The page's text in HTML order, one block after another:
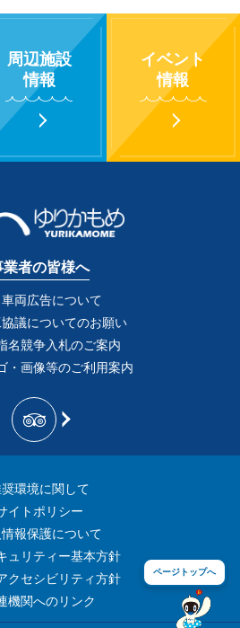
周辺施設
情報
イベント
情報
ページトップへ
業者の皆様へ
両広告について
議についてのお願い
名競争入札のご案内
・画像等のご利用案内
環境に関して
イトポリシー
報保護について
ュリティー基本方針
クセシビリティ方針
機関へのリンク